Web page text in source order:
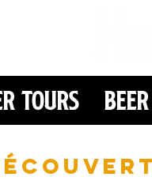
Tours